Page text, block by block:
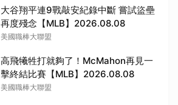
大谷翔平連9戰敲安紀錄中斷 嘗試盜壘
再度殘念【MLB】2026.08.08
美國職棒大聯盟
高飛犧牲打就夠了！McMahon再見一
擊終結比賽【MLB】2026.08.08
美國職棒大聯盟